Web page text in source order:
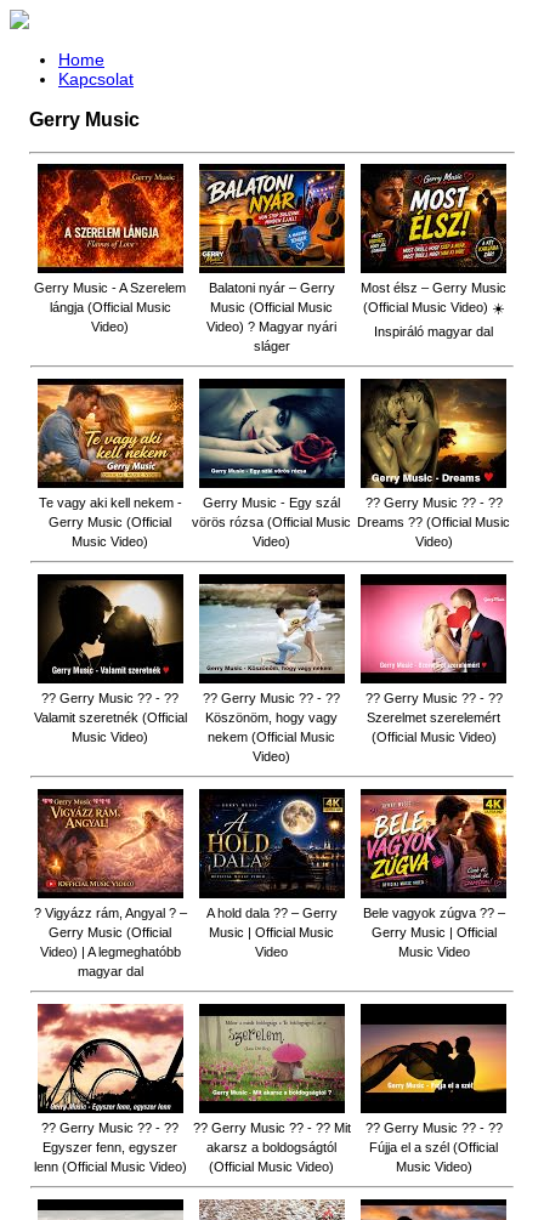
Home
Kapcsolat
Gerry Music
Gerry Music - A Szerelem
lángja (Official Music
Video)
Balatoni nyár – Gerry
Music (Official Music
Video) ? Magyar nyári
sláger
Most élsz – Gerry Music
(Official Music Video) ☀️
Inspiráló magyar dal
Te vagy aki kell nekem -
Gerry Music (Official
Music Video)
Gerry Music - Egy szál
vörös rózsa (Official Music
Video)
?? Gerry Music ?? - ??
Dreams ?? (Official Music
Video)
?? Gerry Music ?? - ??
Valamit szeretnék (Official
Music Video)
?? Gerry Music ?? - ??
Köszönöm, hogy vagy
nekem (Official Music
Video)
?? Gerry Music ?? - ??
Szerelmet szerelemért
(Official Music Video)
? Vigyázz rám, Angyal ? –
Gerry Music (Official
Video) | A legmeghatóbb
magyar dal
A hold dala ?? – Gerry
Music | Official Music
Video
Bele vagyok zúgva ?? –
Gerry Music | Official
Music Video
?? Gerry Music ?? - ??
Egyszer fenn, egyszer
lenn (Official Music Video)
?? Gerry Music ?? - ?? Mit
akarsz a boldogságtól
(Official Music Video)
?? Gerry Music ?? - ??
Fújja el a szél (Official
Music Video)